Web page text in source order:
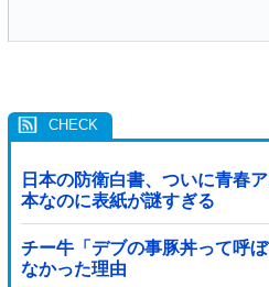
日本の防衛白書、ついに青春
本なのに表紙が謎すぎる
チー牛「デブの事豚丼って呼
なかった理由